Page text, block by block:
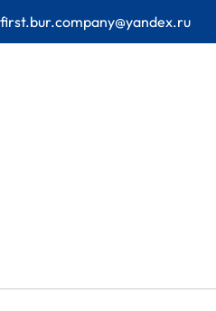
first.bur.company@yandex.ru